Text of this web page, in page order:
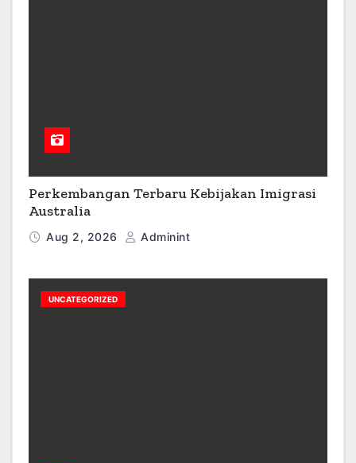
Perkembangan Terbaru Kebijakan Imigrasi
Australia
Aug 2, 2026 Adminint
UNCATEGORIZED